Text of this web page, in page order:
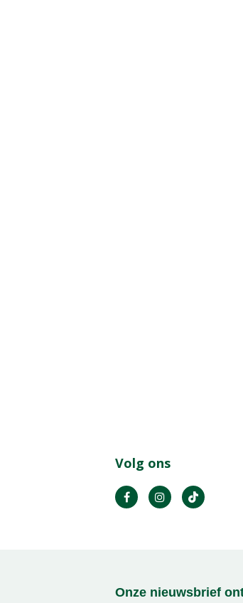
Volg ons
Onze nieuwsbrief